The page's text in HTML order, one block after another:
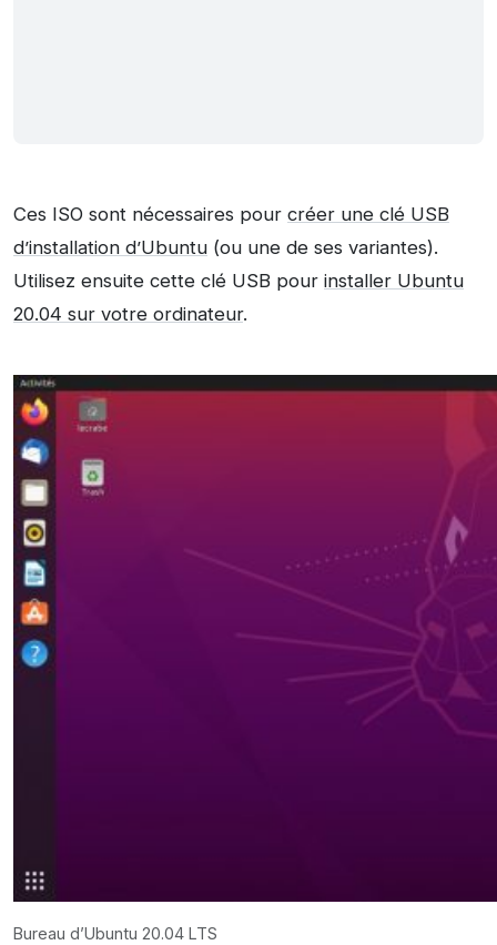
Ces ISO sont nécessaires pour créer une clé USB
d’installation d’Ubuntu (ou une de ses variantes).
Utilisez ensuite cette clé USB pour installer Ubuntu
20.04 sur votre ordinateur.
Bureau d’Ubuntu 20.04 LTS